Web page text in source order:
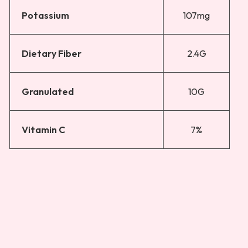
Potassium 107mg
Dietary Fiber 2.4G
Granulated 10G
Vitamin C 7%